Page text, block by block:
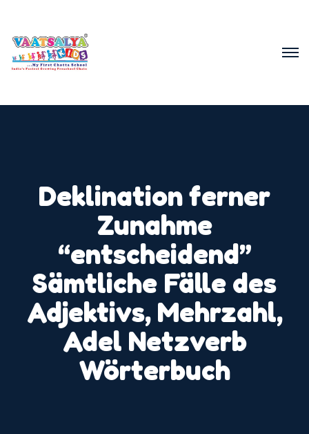
Deklination ferner
Zunahme
“entscheidend”
Sämtliche Fälle des
Adjektivs, Mehrzahl,
Adel Netzverb
Wörterbuch